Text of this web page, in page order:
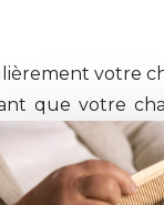
votre
que votre